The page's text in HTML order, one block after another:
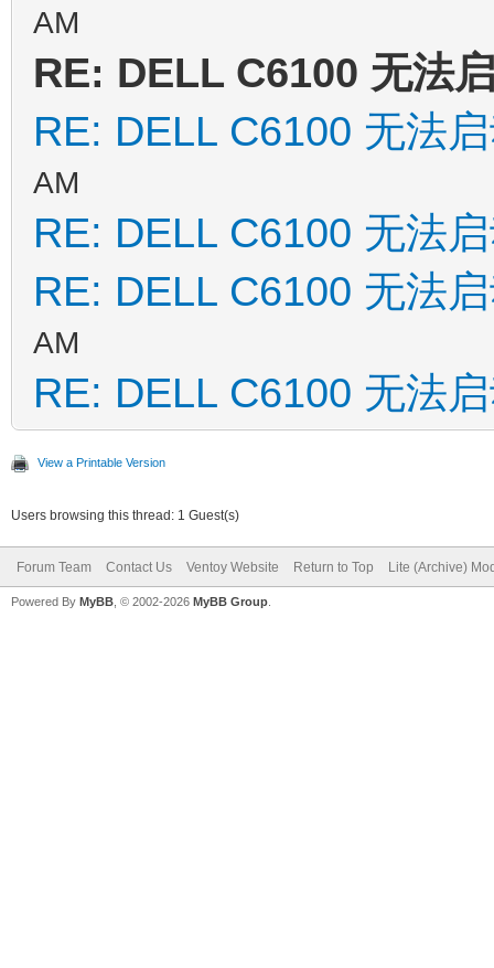
AM
RE: DELL C6100 无法
RE: DELL C6100 无法
AM
RE: DELL C6100 无法
RE: DELL C6100 无法
AM
RE: DELL C6100 无法
View a Printable Version
Users browsing this thread: 1 Guest(s)
Forum Team Contact Us Ventoy Website Return to Top Lite (Archive)
Powered By MyBB , © 2002-2026 MyBB Group